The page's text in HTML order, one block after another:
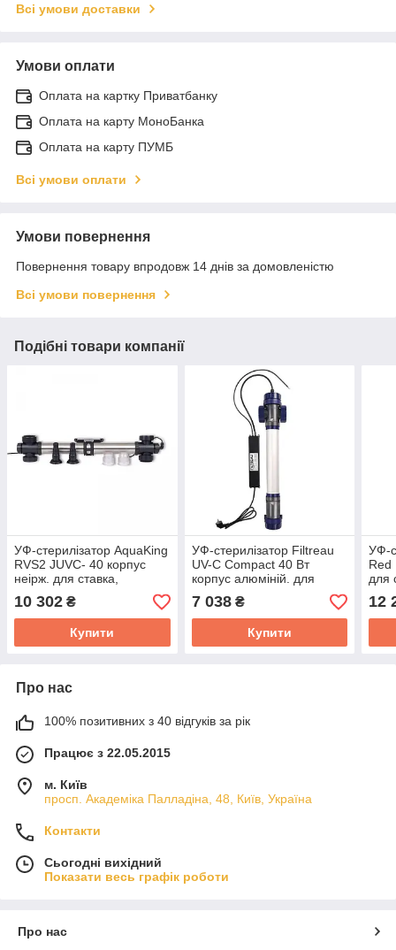
Всі умови доставки
Умови оплати
Оплата на картку Приватбанку
Оплата на карту МоноБанка
Оплата на карту ПУМБ
Всі умови оплати
Умови повернення
Повернення товару впродовж 14 днів за домовленістю
Всі умови повернення
Подібні товари компанії
УФ-стерилізатор AquaKing
RVS2 JUVC- 40 корпус
неірж. для ставка,
водойми, хребт, ставка,
озера
10 302 ₴
Купити
УФ-стерилізатор Filtreau
UV-С Compact 40 Вт
корпус алюміній. для
ставка, водойми, узв,
ставка, озера
7 038₴
Купити
УФ-
Red
для
12
Про нас
100% позитивних з 40 відгуків за рік
Працює з 22.05.2015
м. Київ
просп. Академіка Палладіна, 48, Київ, Україна
Контакти
Сьогодні вихідний
Показати весь графік роботи
Про нас